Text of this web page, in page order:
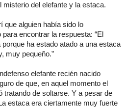
del elefante y la estaca.
que alguien había sido lo
encontrar la respuesta: “El
ha estado atado a una estaca
muy pequeño.”
elefante recién nacido
de que, en aquel momento el
tratando de soltarse. Y a pesar de
estaca era ciertamente muy fuerte